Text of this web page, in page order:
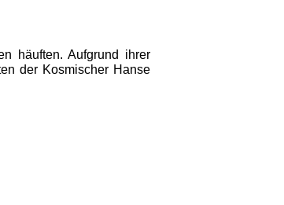
häuften. Aufgrund ihrer
der Kosmischer Hanse